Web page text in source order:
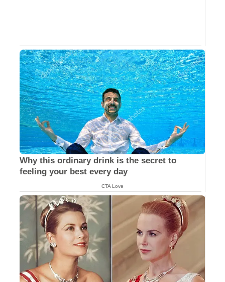
Why this ordinary drink is the secret to
feeling your best every day
CTA Love